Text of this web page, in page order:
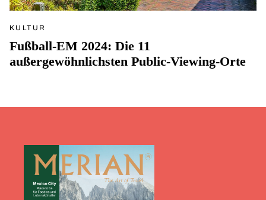
KULTUR
Fußball-EM 2024: Die 11
außergewöhnlichsten Public-Viewing-Orte